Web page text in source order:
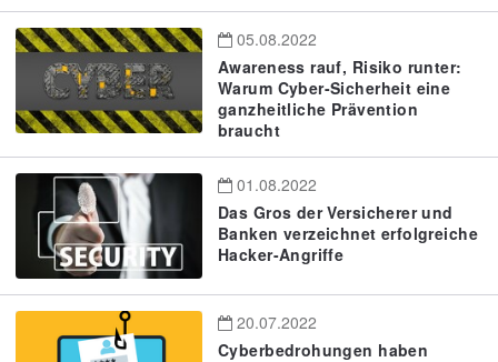
05.08.2022
Awareness rauf, Risiko runter:
Warum Cyber-Sicherheit eine
ganzheitliche Prävention
braucht
01.08.2022
Das Gros der Versicherer und
Banken verzeichnet erfolgreiche
Hacker-Angriffe
20.07.2022
Cyberbedrohungen haben